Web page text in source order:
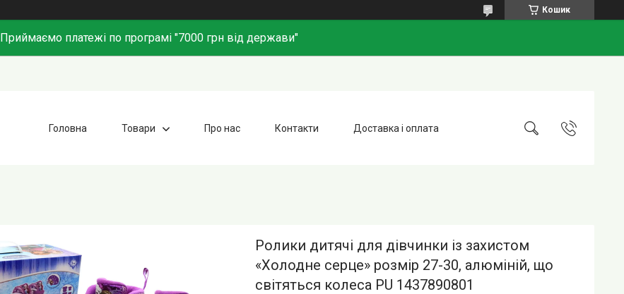
Кошик
Приймаємо платежі по програмі "7000 грн від держави"
Головна Товари Про нас Контакти Доставка і оплата
Ролики дитячі для дівчинки із захистом
«Холодне серце» розмір 27-30, алюміній, що
світяться колеса PU 1437890801